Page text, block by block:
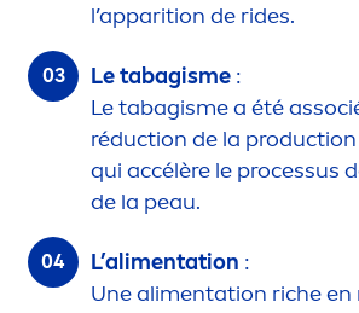
l’apparition de rides.
Le tabagisme :
Le tabagisme a été
réduction de la production
qui accélère le processus
de la peau.
L’alimentation :
Une alimentation riche en